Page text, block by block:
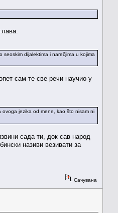
dijalektima i narečjima u kojima
сам те све речи научио у
jezika od mene, kao što nisam ni
сада ти, док сав народ
називи везивати за
Сачувана